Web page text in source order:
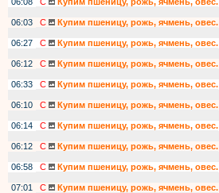
06:03
С
Купим пшеницу, рожь, ячмень, овес.
06:27
С
Купим пшеницу, рожь, ячмень, овес.
06:12
С
Купим пшеницу, рожь, ячмень, овес.
06:33
С
Купим пшеницу, рожь, ячмень, овес.
06:10
С
Купим пшеницу, рожь, ячмень, овес.
06:14
С
Купим пшеницу, рожь, ячмень, овес.
06:12
С
Купим пшеницу, рожь, ячмень, овес.
06:58
С
Купим пшеницу, рожь, ячмень, овес.
07:01
С
Купим пшеницу, рожь, ячмень, овес.